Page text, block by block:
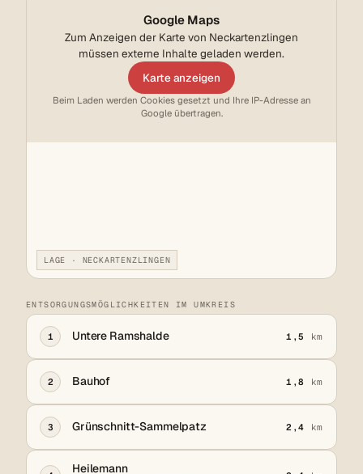
Google Maps
Zum Anzeigen der Karte von Neckartenzlingen
müssen externe Inhalte geladen werden.
Karte anzeigen
Beim Laden werden Cookies gesetzt und Ihre IP-Adresse an
Google übertragen.
LAGE · NECKARTENZLINGEN
ENTSORGUNGSMÖGLICHKEITEN IM UMKREIS
1 Untere Ramshalde 1,5 km
2 Bauhof 1,8 km
3 Grünschnitt-Sammelpatz 2,4 km
Heilemann